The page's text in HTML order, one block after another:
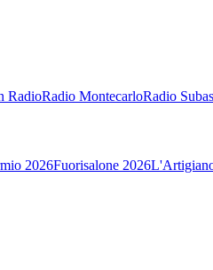
RadioRadio MontecarloRadio
2026Fuorisalone 2026